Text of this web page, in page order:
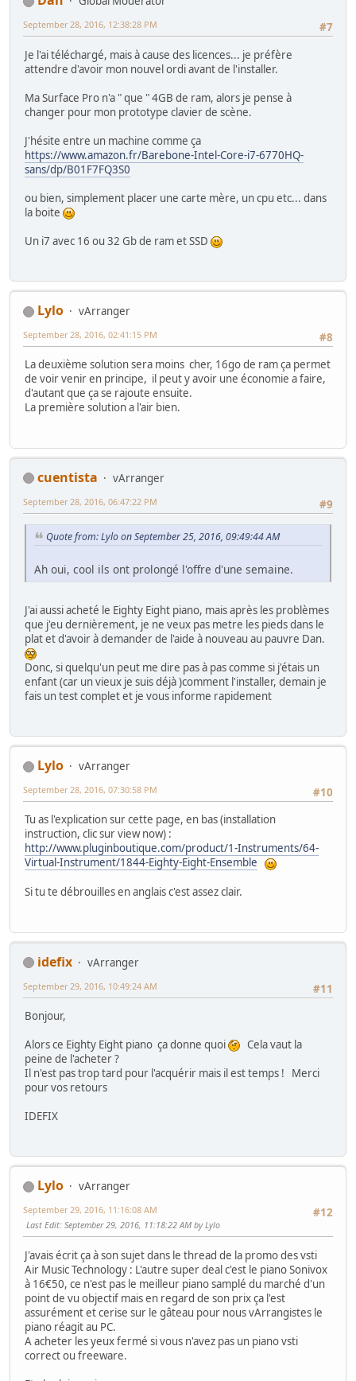
#7
September 28, 2016, 12:38:28 PM
Je l'ai téléchargé, mais à cause des licences... je préfère
attendre d'avoir mon nouvel ordi avant de l'installer.
Ma Surface Pro n'a " que " 4GB de ram, alors je pense à
changer pour mon prototype clavier de scène.
J'hésite entre un machine comme ça
https://www.amazon.fr/Barebone-Intel-Core-i7-6770HQ-
sans/dp/B01F7FQ3S0
ou bien, simplement placer une carte mère, un cpu etc... dans
la boite
Un i7 avec 16 ou 32 Gb de ram et SSD
Lylo
vArranger
#8
September 28, 2016, 02:41:15 PM
La deuxième solution sera moins cher, 16go de ram ça permet
de voir venir en principe, il peut y avoir une économie a faire,
d'autant que ça se rajoute ensuite.
La première solution a l'air bien.
cuentista
vArranger
#9
September 28, 2016, 06:47:22 PM
Quote from: Lylo on September 25, 2016, 09:49:44 AM
Ah oui, cool ils ont prolongé l'offre d'une semaine.
J'ai aussi acheté le Eighty Eight piano, mais après les problèmes
que j'eu dernièrement, je ne veux pas metre les pieds dans le
plat et d'avoir à demander de l'aide à nouveau au pauvre Dan.
Donc, si quelqu'un peut me dire pas à pas comme si j'étais un
enfant (car un vieux je suis déjà )comment l'installer, demain je
fais un test complet et je vous informe rapidement
Lylo
vArranger
#10
September 28, 2016, 07:30:58 PM
Tu as l'explication sur cette page, en bas (installation
instruction, clic sur view now) :
http://www.pluginboutique.com/product/1-Instruments/64-
Virtual-Instrument/1844-Eighty-Eight-Ensemble
Si tu te débrouilles en anglais c'est assez clair.
idefix
vArranger
#11
September 29, 2016, 10:49:24 AM
Bonjour,
Alors ce Eighty Eight piano ça donne quoi
Cela vaut la
peine de l'acheter ?
Il n'est pas trop tard pour l'acquérir mais il est temps ! Merci
pour vos retours
IDEFIX
Lylo
vArranger
#12
September 29, 2016, 11:16:08 AM
Last Edit: September 29, 2016, 11:18:22 AM by Lylo
J'avais écrit ça à son sujet dans le thread de la promo des vsti
Air Music Technology : L'autre super deal c'est le piano Sonivox
à 16€50, ce n'est pas le meilleur piano samplé du marché d'un
point de vu objectif mais en regard de son prix ça l'est
assurément et cerise sur le gâteau pour nous vArrangistes le
piano réagit au PC.
A acheter les yeux fermé si vous n'avez pas un piano vsti
correct ou freeware.